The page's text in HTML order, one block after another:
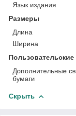
Язык издания
Размеры
Длина
Ширина
Пользовательские
Дополнительные
бумаги
Скрыть